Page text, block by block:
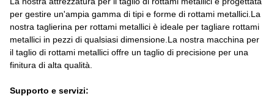
per gestire un'ampia gamma di tipi e forme di rottami metallici.La
nostra taglierina per rottami metallici è ideale per tagliare rottami
metallici in pezzi di qualsiasi dimensione.La nostra macchina per
il taglio di rottami metallici offre un taglio di precisione per una
finitura di alta qualità.
Supporto e servizi: